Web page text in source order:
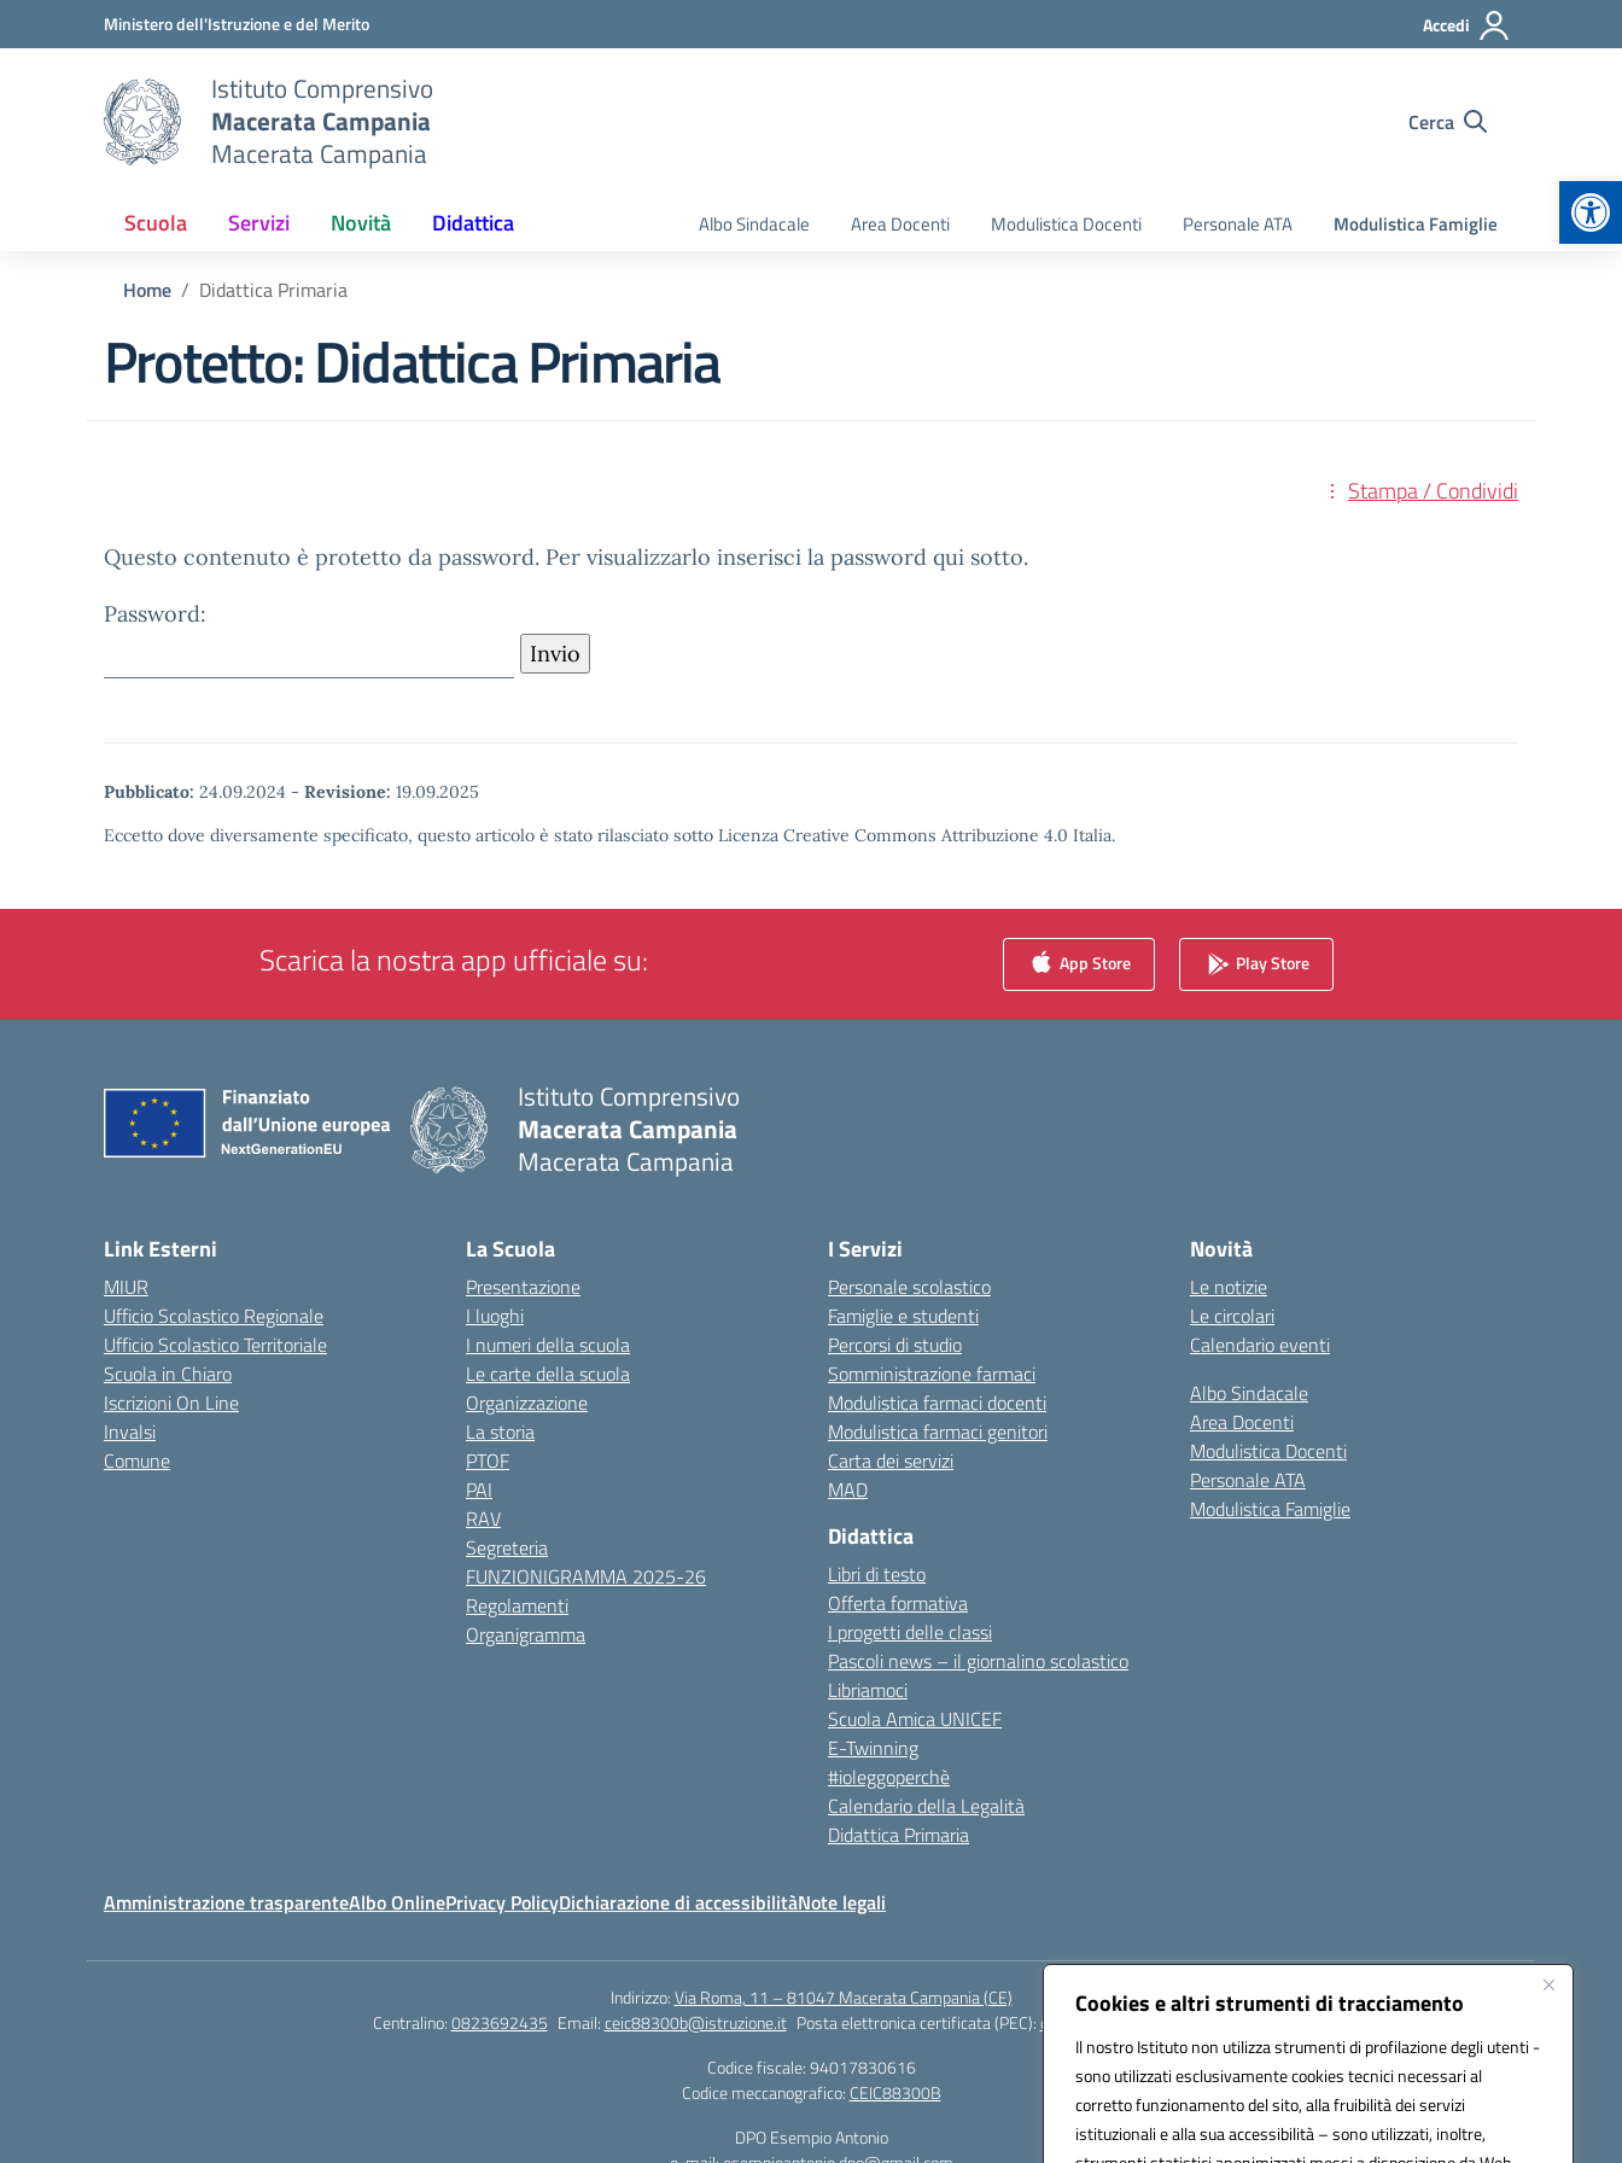
Cookies e altri strumenti di tracciamento
Il nostro Istituto non utilizza strumenti di profilazione degli utenti -
sono utilizzati esclusivamente cookies tecnici necessari al
corretto funzionamento del sito, alla fruibilità dei servizi
istituzionali e alla sua accessibilità – sono utilizzati, inoltre,
Vai ai contenuti
Vai al menu di navigazioneMinistero dell'Istruzione e del Merito Accedi
Istituto Comprensivo
Macerata Campania
Macerata Campania
Cerca
Scuola Servizi Novità Didattica Albo Sindacale Area Docenti Modulistica Docenti Personale ATA Modulistica Famiglie
Home Didattica Primaria
Protetto: Didattica Primaria
Stampa / Condividi
Questo contenuto è protetto da password. Per visualizzarlo inserisci la password qui sotto.
Password:
Pubblicato: 24.09.2024 - Revisione: 19.09.2025
Eccetto dove diversamente specificato, questo articolo è stato rilasciato sotto Licenza Creative Commons Attribuzione 4.0 Italia.
Scarica la nostra app ufficiale su: App Store Play Store
Istituto Comprensivo
Macerata Campania
Macerata Campania
Link Esterni
MIUR
Ufficio Scolastico Regionale
Ufficio Scolastico Territoriale
Scuola in Chiaro
Iscrizioni On Line
Invalsi
Comune
La Scuola
Presentazione
I luoghi
I numeri della scuola
Le carte della scuola
Organizzazione
La storia
PTOF
PAI
RAV
Segreteria
FUNZIONIGRAMMA 2025-26
Regolamenti
Organigramma
I Servizi
Personale scolastico
Famiglie e studenti
Percorsi di studio
Somministrazione farmaci
Modulistica farmaci docenti
Modulistica farmaci genitori
Carta dei servizi
MAD
Didattica
Libri di testo
Offerta formativa
I progetti delle classi
Pascoli news – il giornalino scolastico
Libriamoci
Scuola Amica UNICEF
E-Twinning
#ioleggoperchè
Calendario della Legalità
Didattica Primaria
Novità
Le notizie
Le circolari
Calendario eventi
Albo Sindacale
Area Docenti
Modulistica Docenti
Personale ATA
Modulistica Famiglie
Amministrazione trasparenteAlbo OnlinePrivacy PolicyDichiarazione di accessibilitàNote legali
Indirizzo:Via Roma, 11 – 81047 Macerata Campania (CE)
Centralino:0823692435 Email:ceic88300b@istruzione.it Posta elettronica certificata (PEC):ceic88300b@pec.istruzione.it
Codice fiscale: 94017830616
Codice meccanografico: CEIC88300B
DPO Esempio Antonio